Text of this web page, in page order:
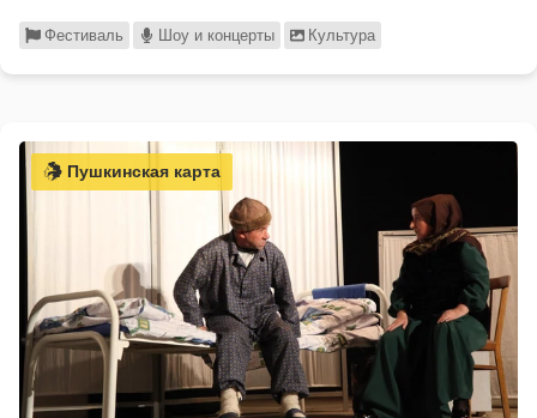
Фестиваль Шоу и концерты Культура
Пушкинская карта